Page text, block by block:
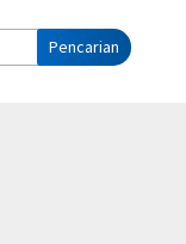
Pencarian